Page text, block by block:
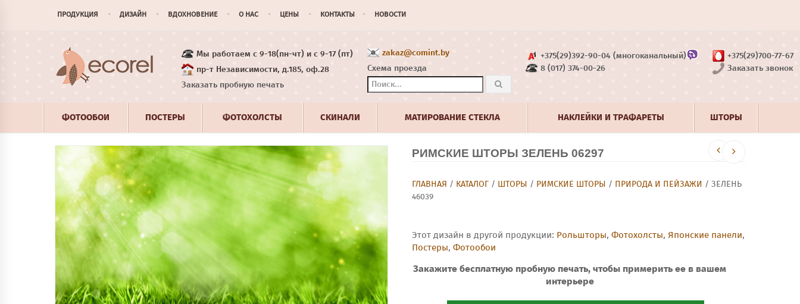
ПРОДУКЦИЯ ДИЗАЙН ВДОХНОВЕНИЕ О НАС ЦЕНЫ КОНТАКТЫ НОВОСТИ
Мы работаем с 9-18(пн-чт) и с 9-17 (пт)
пр-т Независимости, д.185, оф.28
Заказать пробную печать
zakaz@comint.by
Схема проезда
+375(29)392-90-04 (многоканальный)
8 (017) 374-00-26
+375(29)700-77-67
Заказать звонок
ФОТООБОИ ПОСТЕРЫ ФОТОХОЛСТЫ СКИНАЛИ МАТИРОВАНИЕ СТЕКЛА НАКЛЕЙКИ И ТРАФАРЕТЫ ШТОРЫ
РИМСКИЕ ШТОРЫ ЗЕЛЕНЬ 06297
ГЛАВНАЯ / КАТАЛОГ / ШТОРЫ / РИМСКИЕ ШТОРЫ / ПРИРОДА И ПЕЙЗАЖИ / ЗЕЛЕНЬ
46039
Этот дизайн в другой продукции: Рольшторы, Фотохолсты, Японские панели,
Постеры, Фотообои
Закажите бесплатную пробную печать, чтобы примерить ее в вашем
интерьере